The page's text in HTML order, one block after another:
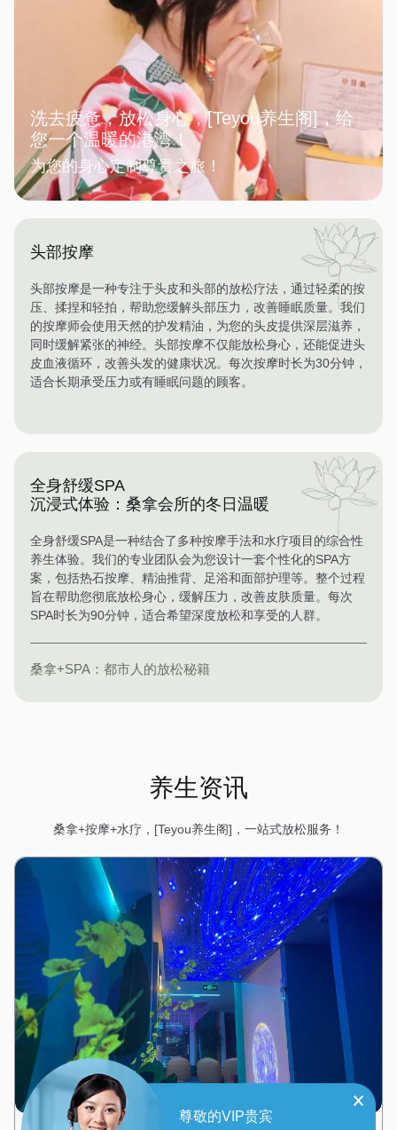
尊敬的VIP贵宾
洗去疲惫，放松身心，[Teyou养生阁]，给
您一个温暖的港湾！
为您的身心定制尊贵之旅！
头部按摩
头部按摩是一种专注于头皮和头部的放松疗法，通过轻柔的按
压、揉捏和轻拍，帮助您缓解头部压力，改善睡眠质量。我们
的按摩师会使用天然的护发精油，为您的头皮提供深层滋养，
同时缓解紧张的神经。头部按摩不仅能放松身心，还能促进头
皮血液循环，改善头发的健康状况。每次按摩时长为30分钟，
适合长期承受压力或有睡眠问题的顾客。
全身舒缓SPA
沉浸式体验：桑拿会所的冬日温暖
全身舒缓SPA是一种结合了多种按摩手法和水疗项目的综合性
养生体验。我们的专业团队会为您设计一套个性化的SPA方
案，包括热石按摩、精油推背、足浴和面部护理等。整个过程
旨在帮助您彻底放松身心，缓解压力，改善皮肤质量。每次
SPA时长为90分钟，适合希望深度放松和享受的人群。
桑拿+SPA：都市人的放松秘籍
养生资讯
桑拿+按摩+水疗，[Teyou养生阁]，一站式放松服务！